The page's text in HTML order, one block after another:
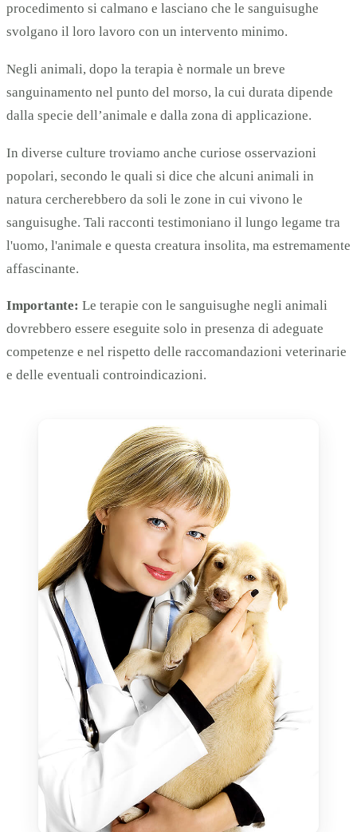
procedimento si calmano e lasciano che le sanguisughe
svolgano il loro lavoro con un intervento minimo.
Negli animali, dopo la terapia è normale un breve
sanguinamento nel punto del morso, la cui durata dipende
dalla specie dell’animale e dalla zona di applicazione.
In diverse culture troviamo anche curiose osservazioni
popolari, secondo le quali si dice che alcuni animali in
natura cercherebbero da soli le zone in cui vivono le
sanguisughe. Tali racconti testimoniano il lungo legame tra
l'uomo, l'animale e questa creatura insolita, ma estremamente
affascinante.
Importante: Le terapie con le sanguisughe negli animali
dovrebbero essere eseguite solo in presenza di adeguate
competenze e nel rispetto delle raccomandazioni veterinarie
e delle eventuali controindicazioni.